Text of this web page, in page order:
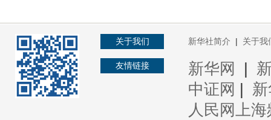
关于我们
友情链接
新华社简介 | 关于我
新华网 |
中证网 |
人民网上